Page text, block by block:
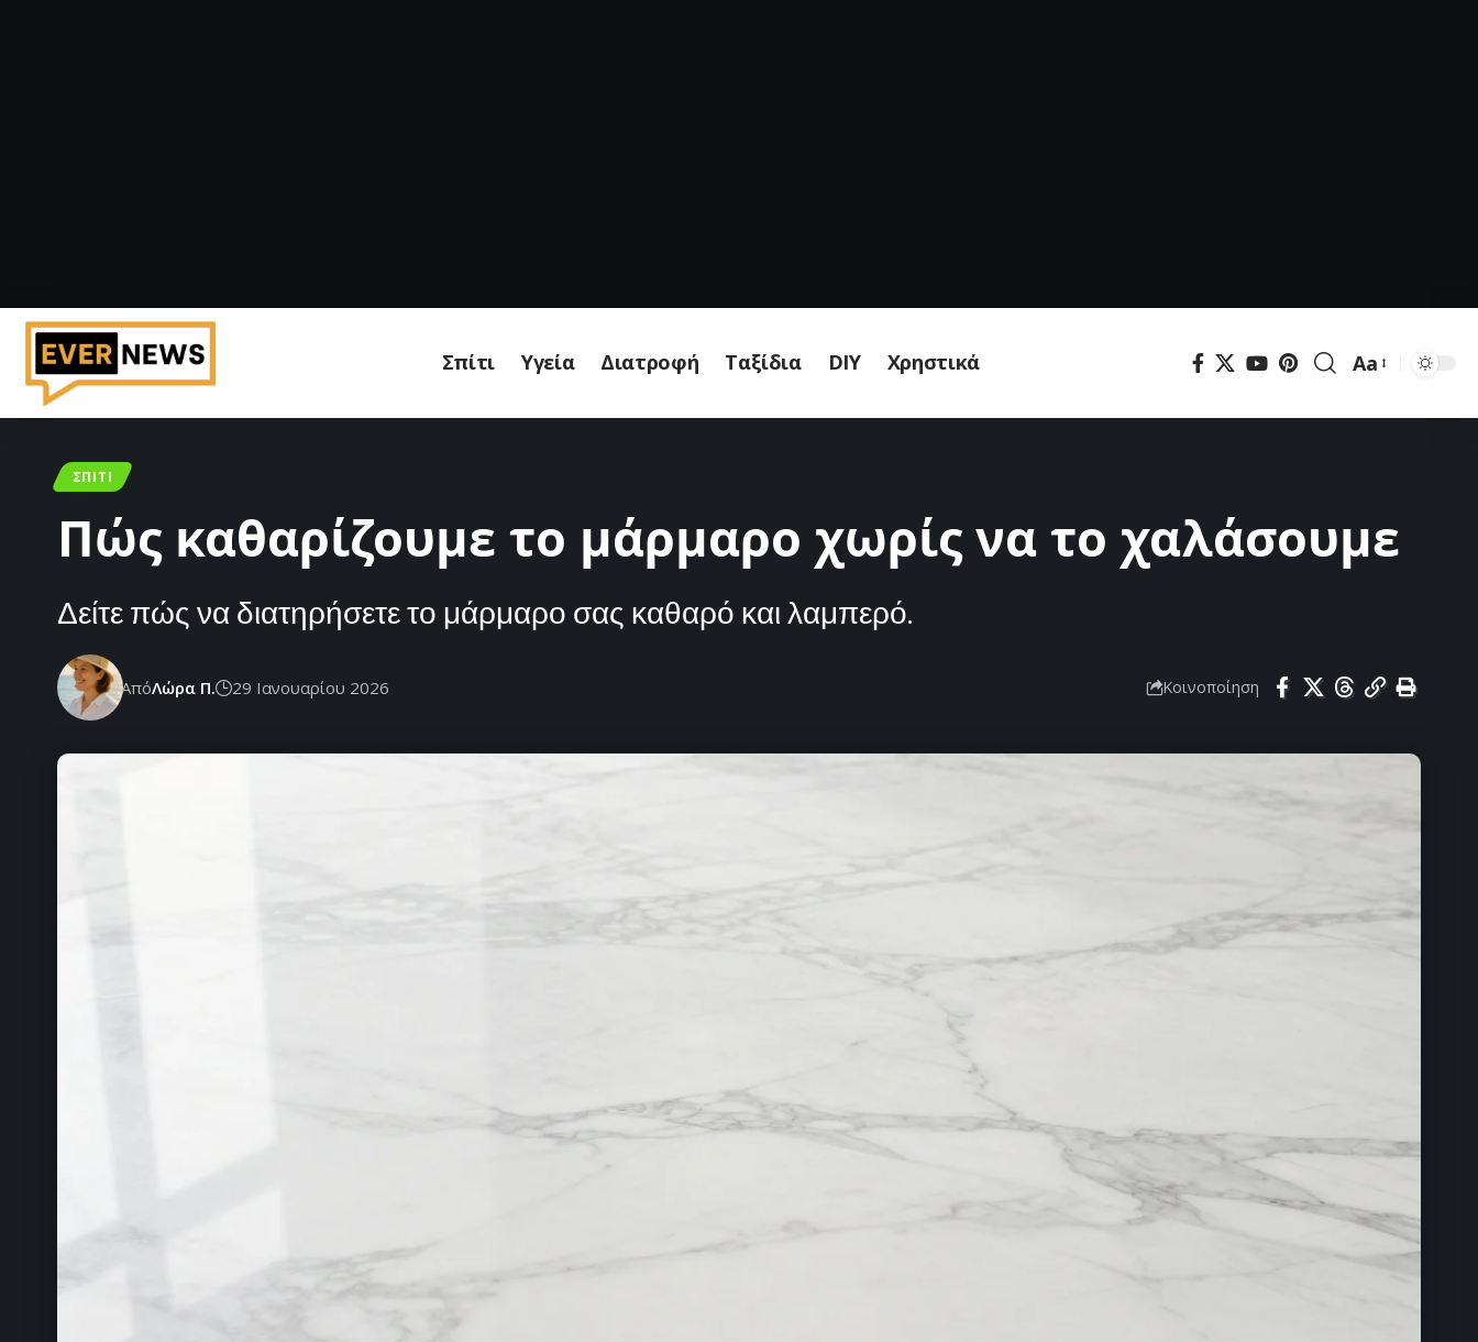
Σπίτι Υγεία Διατροφή Ταξίδια DIY Χρηστικά
Μεγέθυνση
Aa
ΣΠΊΤΙ
Πώς καθαρίζουμε το μάρμαρο χωρίς να το χαλάσουμε
Δείτε πώς να διατηρήσετε το μάρμαρο σας καθαρό και λαμπερό.
ΑπόΛώρα Π. 29 Ιανουαρίου 2026 Κοινοποίηση